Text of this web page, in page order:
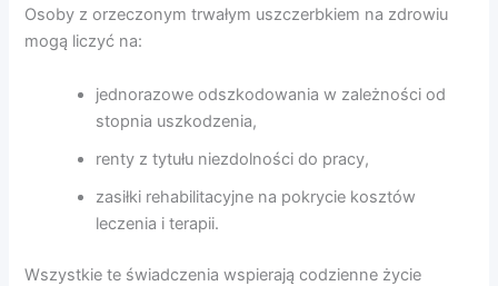
Osoby z orzeczonym trwałym uszczerbkiem na zdrowiu
mogą liczyć na:
jednorazowe odszkodowania w zależności od
stopnia uszkodzenia,
renty z tytułu niezdolności do pracy,
zasiłki rehabilitacyjne na pokrycie kosztów
leczenia i terapii.
Wszystkie te świadczenia wspierają codzienne życie